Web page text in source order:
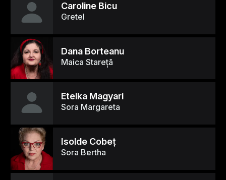
Caroline Bicu
Gretel
Dana Borteanu
Maica Stareţă
Etelka Magyari
Sora Margareta
Isolde Cobeţ
Sora Bertha